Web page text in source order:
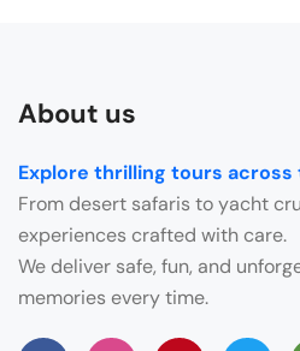
About us
Explore thrilling tours across
From desert safaris to yacht
experiences crafted with care.
We deliver safe, fun, and
memories every time.